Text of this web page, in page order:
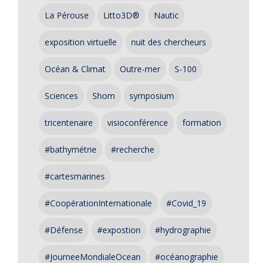
La Pérouse Litto3D® Nautic
exposition virtuelle nuit des chercheurs
Océan & Climat Outre-mer S-100
Sciences Shom symposium
tricentenaire visioconférence formation
#bathymétrie #recherche
#cartesmarines
#CoopérationInternationale #Covid_19
#Défense #expostion #hydrographie
#JourneeMondialeOcean #océanographie